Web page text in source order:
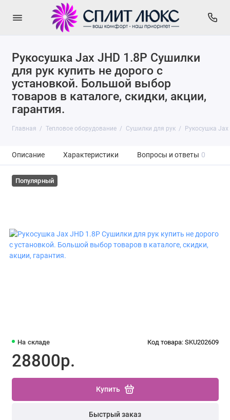
Рукосушка Jax JHD 1.8P Сушилки
для рук купить не дорого с
установкой. Большой выбор
товаров в каталоге, скидки, акции,
гарантия.
Главная Тепловое оборудование Сушилки для рук Рукосушка Jax
Описание Характеристики Вопросы и ответы 0
Популярный
На складе Код товара: SKU202609
28800р.
Купить
Быстрый заказ